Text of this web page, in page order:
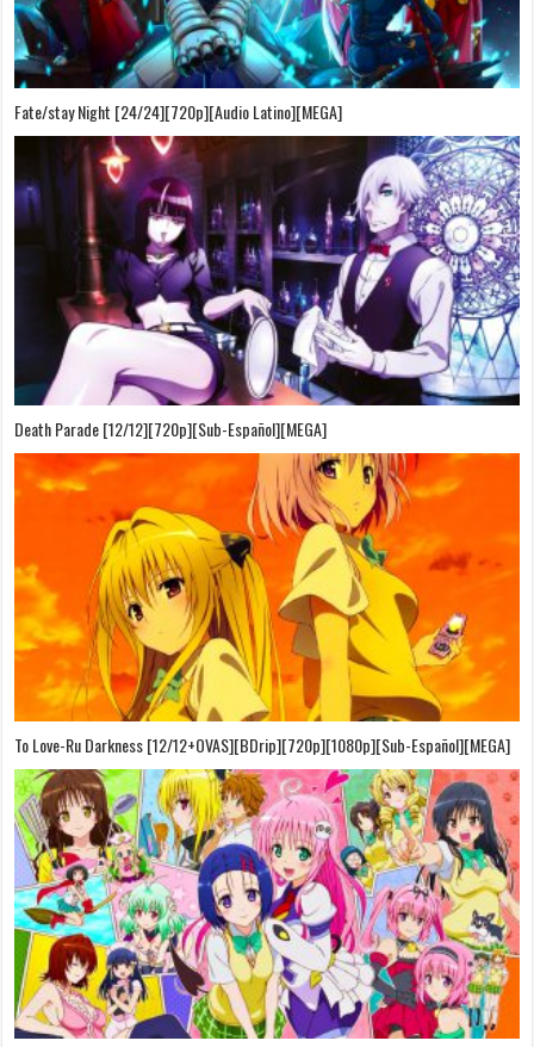
Fate/stay Night [24/24][720p][Audio Latino][MEGA]
Death Parade [12/12][720p][Sub-Español][MEGA]
To Love-Ru Darkness [12/12+OVAS][BDrip][720p][1080p][Sub-Español][MEGA]